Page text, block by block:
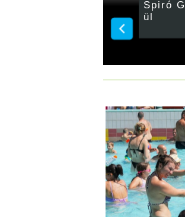
utcabállal indul
Spiró
ül